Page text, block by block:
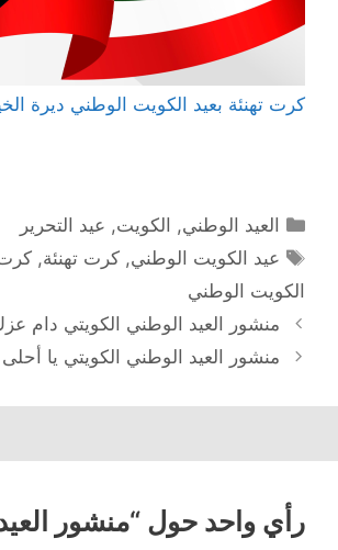
كرت تهنئة بعيد الكويت الوطني ديرة
التصنيفات
العيد الوطني, الكويت, عيد التحرير
الوسوم
عيد الكويت الوطني,كرت تهنئة,كرت
الكويت الوطني
تصفّح
المقالات
منشور العيد الوطني الكويتي دام
منشور العيد الوطني الكويتي يا
رأي واحد حول “منشور